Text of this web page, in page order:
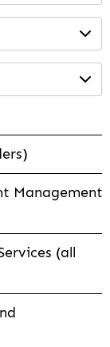
Management
(all